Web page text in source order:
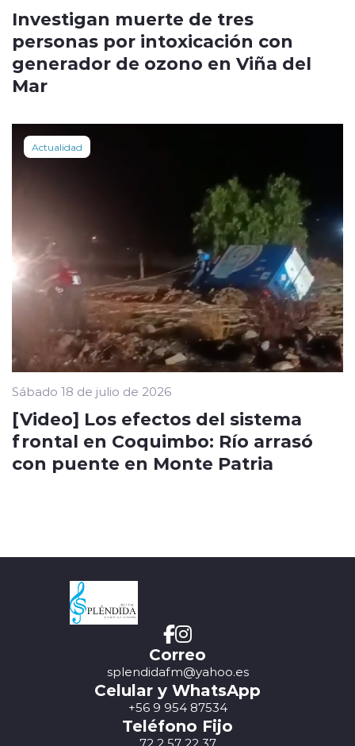
Investigan muerte de tres
personas por intoxicación con
generador de ozono en Viña del
Mar
Actualidad
Sábado 18 de julio de 2026
[Video] Los efectos del sistema
frontal en Coquimbo: Río arrasó
con puente en Monte Patria
Correo
splendidafm@yahoo.es
Celular y WhatsApp
+56 9 954 87534
Teléfono Fijo